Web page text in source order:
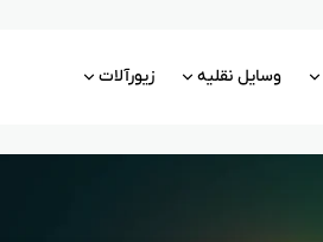
وسایل نقلیه زیورآلات